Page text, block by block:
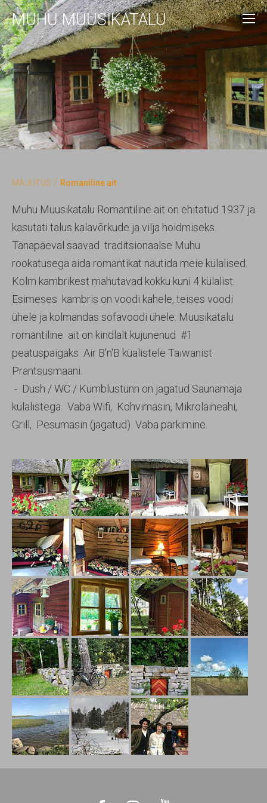
MUHU MUUSIKATALU
MAJUTUS / Romaniline ait
Muhu Muusikatalu Romantiline ait on ehitatud 1937 ja
kasutati talus kalavõrkude ja vilja hoidmiseks.
Tänapäeval saavad traditsionaalse Muhu
rookatusega aida romantikat nautida meie külalised.
Kolm kambrikest mahutavad kokku kuni 4 külalist.
Esimeses kambris on voodi kahele, teises voodi
ühele ja kolmandas sofavoodi ühele. Muusikatalu
romantiline ait on kindlalt kujunenud #1
peatuspaigaks Air B'n'B küalistele Taiwanist
Prantsusmaani.
- Dush / WC / Kümblustünn on jagatud Saunamaja
külalistega. Vaba Wifi, Kohvimasin, Mikrolaineahi,
Grill, Pesumasin (jagatud) Vaba parkimine.